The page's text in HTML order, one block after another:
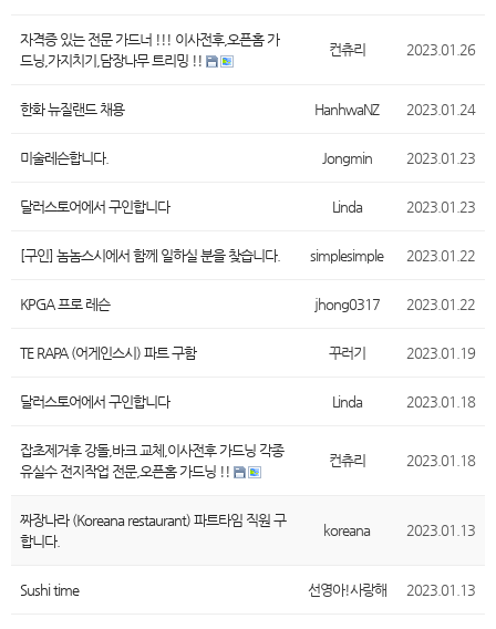
자격증 있는 전문 가드너 !!! 이사전후,오픈홈 가
드닝,가지치기,담장나무 트리밍 !!
컨츄리 2023.01.26
한화 뉴질랜드 채용 HanhwaNZ 2023.01.24
미술레슨합니다. Jongmin 2023.01.23
달러스토어에서 구인합니다 Linda 2023.01.23
[구인] 놈놈스시에서 함께 일하실 분을 찾습니다. simplesimple 2023.01.22
KPGA 프로 레슨 jhong0317 2023.01.22
TE RAPA (어게인스시) 파트 구함 꾸러기 2023.01.19
달러스토어에서 구인합니다 Linda 2023.01.18
잡초제거후 강돌,바크 교체,이사전후 가드닝 각종
유실수 전지작업 전문,오픈홈 가드닝 !!
컨츄리 2023.01.18
짜장나라 (Koreana restaurant) 파트타임 직원 구
합니다.
koreana 2023.01.13
Sushi time 선영아!사랑해 2023.01.13